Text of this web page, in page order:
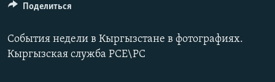
навигации
поиску
ТАДЖИКИСТАН
ҚАЗАҚША
События недели в Кыргызстане в фотографиях.
Кыргызская служба РСЕ\РС
Поделиться